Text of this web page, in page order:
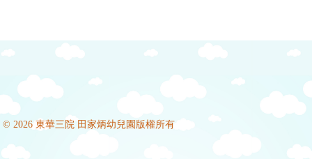
© 2026 東華三院 田家炳幼兒園版權所有